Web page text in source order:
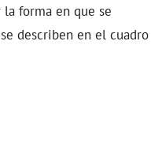
forma en que se
describen en el cuadro